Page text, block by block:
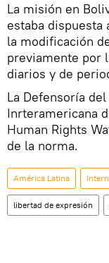
La misión en
estaba dispuesta
la modificación
previamente por
diarios y de
La Defensoría
Inrteramericana
Human Rights
de la norma.
América Latina
libertad de expresión